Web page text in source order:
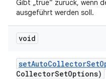
Gibt „true“ zurück, wenn
ausgeführt werden soll.
void
setAutoCollectorSet
CollectorSetOptions)